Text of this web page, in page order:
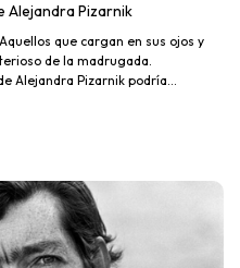
Alejandra Pizarnik
que cargan en sus ojos y
de la madrugada.
Alejandra Pizarnik podría